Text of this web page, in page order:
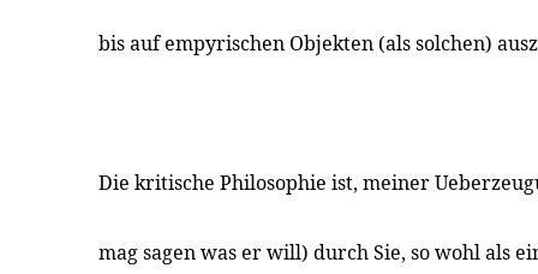
bis auf empyrischen Objekten (als solchen)
Die kritische Philosophie ist, meiner
mag sagen was er will) durch Sie, so wohl als